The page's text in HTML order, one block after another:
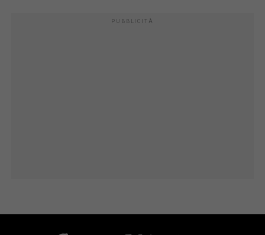
PUBBLICITÀ